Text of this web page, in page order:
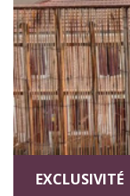
EXCLUSIVITÉ